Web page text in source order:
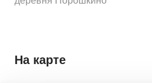
На карте